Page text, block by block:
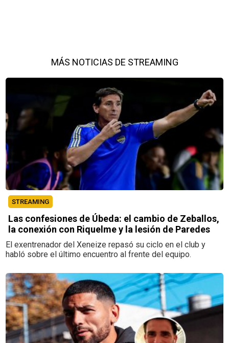
MÁS NOTICIAS DE STREAMING
STREAMING
Las confesiones de Úbeda: el cambio de Zeballos,
la conexión con Riquelme y la lesión de Paredes
El exentrenador del Xeneize repasó su ciclo en el club y
habló sobre el último encuentro al frente del equipo.